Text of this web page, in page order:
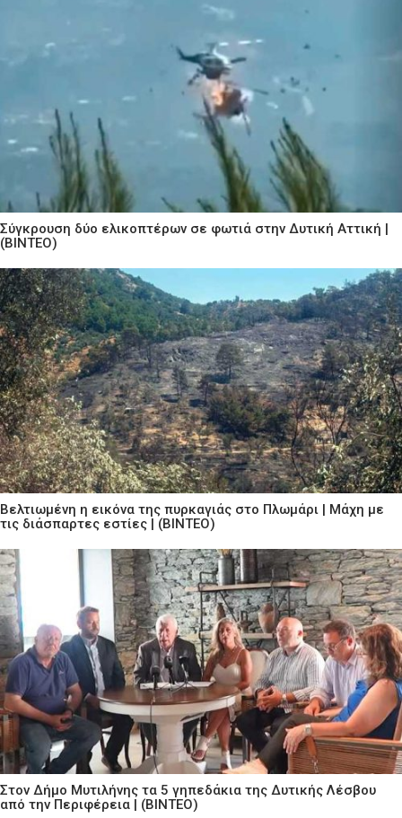
Σύγκρουση δύο ελικοπτέρων σε φωτιά στην Δυτική Αττική |
(ΒΙΝΤΕΟ)
Βελτιωμένη η εικόνα της πυρκαγιάς στο Πλωμάρι | Μάχη με
τις διάσπαρτες εστίες | (ΒΙΝΤΕΟ)
Στον Δήμο Μυτιλήνης τα 5 γηπεδάκια της Δυτικής Λέσβου
από την Περιφέρεια | (ΒΙΝΤΕΟ)